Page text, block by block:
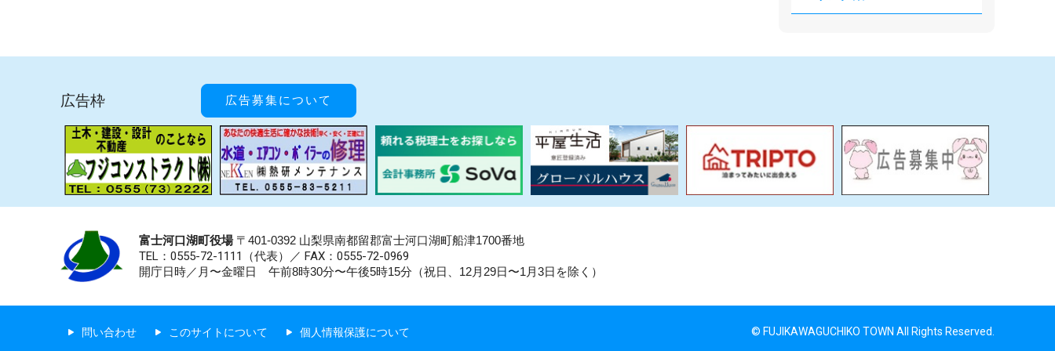
広告枠 広告募集について
富士河口湖町役場〒401-0392 山梨県南都留郡富士河口湖町船津1700番地
TEL：0555-72-1111 （代表）／ FAX：0555-72-0969
開庁日時／月〜金曜日 午前8時30分〜午後5時15分（祝日、12月29日〜1月3日を除く）
問い合わせ このサイトについて 個人情報保護について © FUJIKAWAGUCHIKO TOWN All Rights Reserved.